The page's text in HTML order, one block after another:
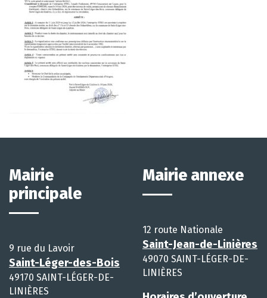
Mairie
principale
9 rue du Lavoir
Saint-Léger-des-Bois
49170 SAINT-LÉGER-DE-
LINIÈRES
Mairie annexe
12 route Nationale
Saint-Jean-de-Linières
49070 SAINT-LÉGER-DE-
LINIÈRES